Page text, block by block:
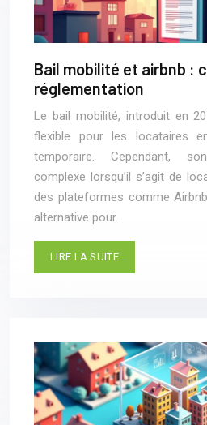
Bail mobilité et airbnb :
réglementation
Le bail mobilité, introduit en
flexible pour les locataires
temporaire. Cependant,
complexe lorsqu’il s’agit de
des plateformes comme
alternative pour…
LIRE LA SUITE